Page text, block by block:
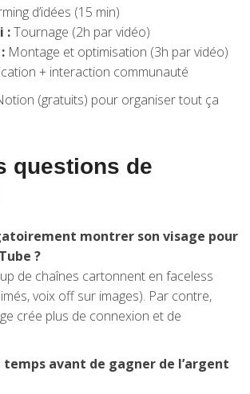
d’idées (15 min)
:Tournage (2h par vidéo)
Montage et optimisation (3h par vidéo)
+ interaction communauté
(gratuits) pour organiser tout ça
questions de
montrer son visage pour
?
de chaînes cartonnent en faceless
voix off sur images). Par contre,
crée plus de connexion et de
temps avant de gagner de l’argent